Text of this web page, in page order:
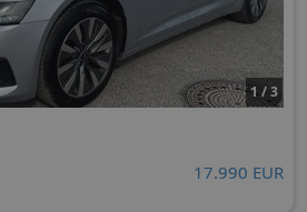
1 / 3
17.990 EUR